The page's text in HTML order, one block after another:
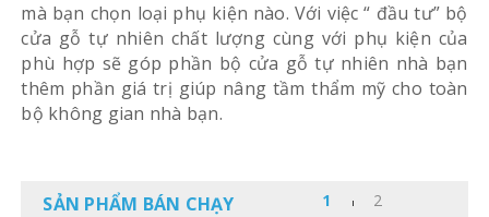
mà bạn chọn loại phụ kiện nào. Với việc “ đầu tư” bộ
cửa gỗ tự nhiên chất lượng cùng với phụ kiện của
phù hợp sẽ góp phần bộ cửa gỗ tự nhiên nhà bạn
thêm phần giá trị giúp nâng tầm thẩm mỹ cho toàn
bộ không gian nhà bạn.
SẢN PHẨM BÁN CHẠY